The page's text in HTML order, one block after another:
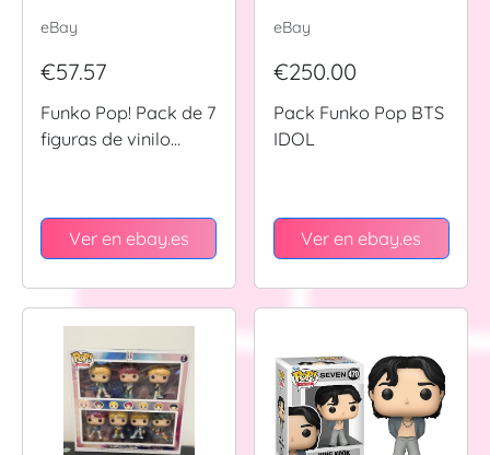
eBay
€57.57
Funko Pop! Pack de 7
figuras de vinilo
Ver en ebay.es
eBay
€250.00
Pack Funko Pop BTS
IDOL
Ver en ebay.es